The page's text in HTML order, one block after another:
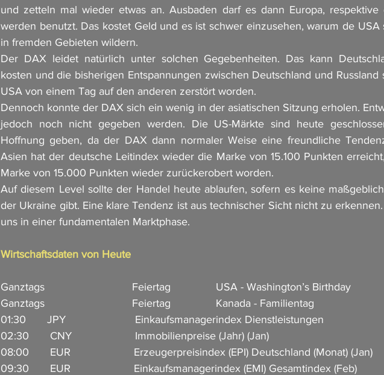
und zetteln mal wieder etwas an. Ausbaden darf es dann Europa, respektive
werden benutzt. Das kostet Geld und es ist schwer einzusehen, warum de USA
in fremden Gebieten wildern.
Der DAX leidet natürlich unter solchen Gegebenheiten. Das kann
kosten und die bisherigen Entspannungen zwischen Deutschland und Russland
USA von einem Tag auf den anderen zerstört worden.
Dennoch konnte der DAX sich ein wenig in der asiatischen Sitzung erholen.
jedoch noch nicht gegeben werden. Die US-Märkte sind heute
Hoffnung geben, da der DAX dann normaler Weise eine freundliche
Asien hat der deutsche Leitindex wieder die Marke von 15.100 Punkten
Marke von 15.000 Punkten wieder zurückerobert worden.
Auf diesem Level sollte der Handel heute ablaufen, sofern es keine
der Ukraine gibt. Eine klare Tendenz ist aus technischer Sicht nicht zu
uns in einer fundamentalen Marktphase.
Wirtschaftsdaten von Heute
Ganztags                             Feiertag               USA - Washington’s Birthday
Ganztags                             Feiertag               Kanada - Familientag
01:30       JPY                       Einkaufsmanagerindex Dienstleistungen
02:30       CNY                     Immobilienpreise (Jahr) (Jan)
08:00       EUR                     Erzeugerpreisindex (EPI) Deutschland (Monat) (Jan)
09:30       EUR                     Einkaufsmanagerindex (EMI) Gesamtindex (Feb)